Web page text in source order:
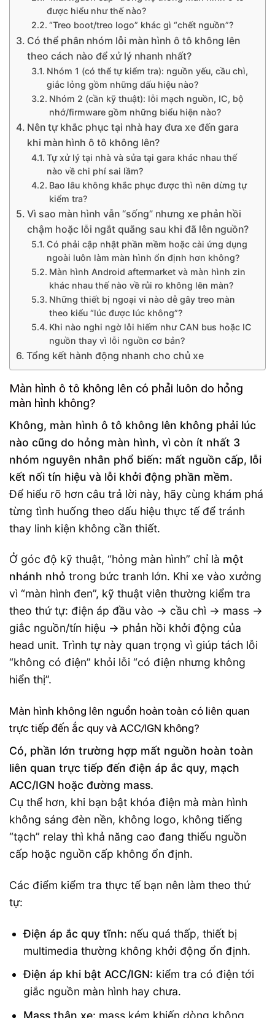
được hiểu như thế nào?
“Treo boot/treo logo” khác gì “chết nguồn”?
Có thể phân nhóm lỗi màn hình ô tô không lên
theo cách nào để xử lý nhanh nhất?
Nhóm 1 (có thể tự kiểm tra): nguồn yếu, cầu chì,
giắc lỏng gồm những dấu hiệu nào?
Nhóm 2 (cần kỹ thuật): lỗi mạch nguồn, IC, bộ
nhớ/firmware gồm những biểu hiện nào?
Nên tự khắc phục tại nhà hay đưa xe đến gara
khi màn hình ô tô không lên?
Tự xử lý tại nhà và sửa tại gara khác nhau thế
nào về chi phí sai lầm?
Bao lâu không khắc phục được thì nên dừng tự
kiểm tra?
Vì sao màn hình vẫn “sống” nhưng xe phản hồi
chậm hoặc lỗi ngắt quãng sau khi đã lên nguồn?
Có phải cập nhật phần mềm hoặc cài ứng dụng
ngoài luôn làm màn hình ổn định hơn không?
Màn hình Android aftermarket và màn hình zin
khác nhau thế nào về rủi ro không lên màn?
Những thiết bị ngoại vi nào dễ gây treo màn
theo kiểu “lúc được lúc không”?
Khi nào nghi ngờ lỗi hiếm như CAN bus hoặc IC
nguồn thay vì lỗi nguồn cơ bản?
Tổng kết hành động nhanh cho chủ xe
Màn hình ô tô không lên có phải luôn do hỏng
màn hình không?
Không, màn hình ô tô không lên không phải lúc
nào cũng do hỏng màn hình, vì còn ít nhất 3
nhóm nguyên nhân phổ biến: mất nguồn cấp, lỗi
kết nối tín hiệu và lỗi khởi động phần mềm.
Để hiểu rõ hơn câu trả lời này, hãy cùng khám phá
từng tình huống theo dấu hiệu thực tế để tránh
thay linh kiện không cần thiết.
Ở góc độ kỹ thuật, “hỏng màn hình” chỉ là một
nhánh nhỏ trong bức tranh lớn. Khi xe vào xưởng
vì “màn hình đen”, kỹ thuật viên thường kiểm tra
theo thứ tự: điện áp đầu vào → cầu chì → mass →
giắc nguồn/tín hiệu → phản hồi khởi động của
head unit. Trình tự này quan trọng vì giúp tách lỗi
“không có điện” khỏi lỗi “có điện nhưng không
hiển thị”.
Màn hình không lên nguồn hoàn toàn có liên quan
trực tiếp đến ắc quy và ACC/IGN không?
Có, phần lớn trường hợp mất nguồn hoàn toàn
liên quan trực tiếp đến điện áp ắc quy, mạch
ACC/IGN hoặc đường mass.
Cụ thể hơn, khi bạn bật khóa điện mà màn hình
không sáng đèn nền, không logo, không tiếng
“tạch” relay thì khả năng cao đang thiếu nguồn
cấp hoặc nguồn cấp không ổn định.
Các điểm kiểm tra thực tế bạn nên làm theo thứ
tự:
Điện áp ắc quy tĩnh: nếu quá thấp, thiết bị
multimedia thường không khởi động ổn định.
Điện áp khi bật ACC/IGN: kiểm tra có điện tới
giắc nguồn màn hình hay chưa.
Mass thân xe: mass kém khiến dòng không